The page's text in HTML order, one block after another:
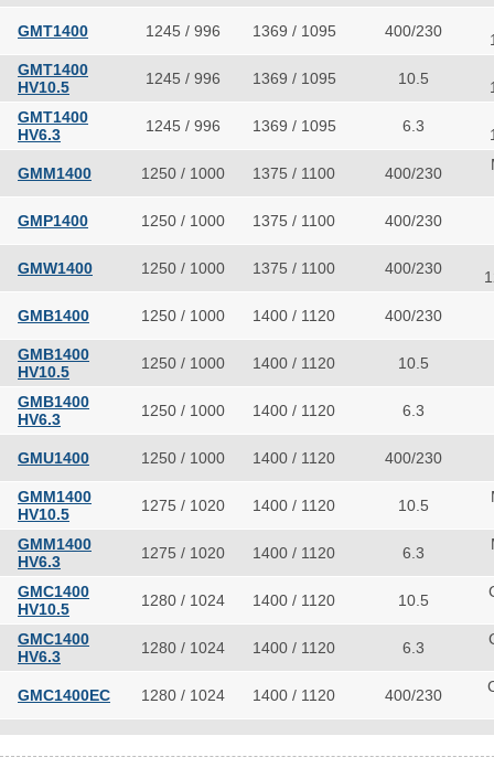
GMT1400 1245 / 996 1369 / 1095 400/230
GMT1400
HV10.5
1245 / 996 1369 / 1095 10.5
GMT1400
HV6.3
1245 / 996 1369 / 1095 6.3
GMM1400 1250 / 1000 1375 / 1100 400/230
GMP1400 1250 / 1000 1375 / 1100 400/230
GMW1400 1250 / 1000 1375 / 1100 400/230
GMB1400 1250 / 1000 1400 / 1120 400/230
GMB1400
HV10.5
1250 / 1000 1400 / 1120 10.5
GMB1400
HV6.3
1250 / 1000 1400 / 1120 6.3
GMU1400 1250 / 1000 1400 / 1120 400/230
GMM1400
HV10.5
1275 / 1020 1400 / 1120 10.5
GMM1400
HV6.3
1275 / 1020 1400 / 1120 6.3
GMC1400
HV10.5
1280 / 1024 1400 / 1120 10.5
GMC1400
HV6.3
1280 / 1024 1400 / 1120 6.3
GMC1400EC 1280 / 1024 1400 / 1120 400/230